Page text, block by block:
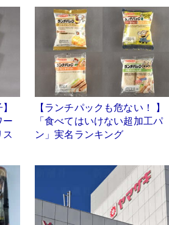
【ランチパックも危ない！ 】
「食べてはいけない超加工パ
ン」実名ランキング